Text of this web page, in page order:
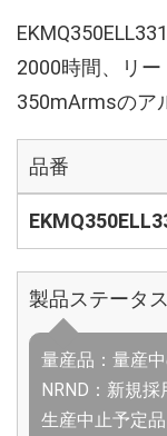
2000時間、リ
350mArmsのア
品番
製品ステータス
量産品：量産中
NRND：新規採
生産中止予定